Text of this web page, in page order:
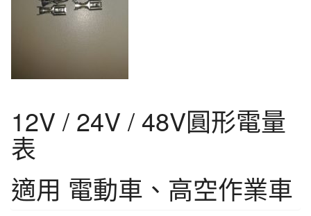
12V / 24V / 48V圓形電量
表
適用 電動車、高空作業車